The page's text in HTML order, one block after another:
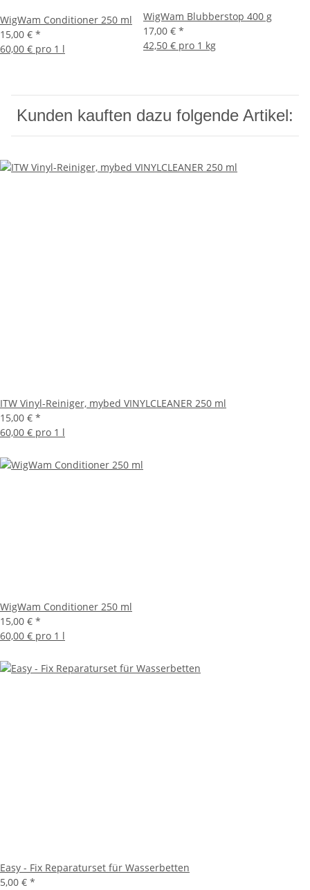
WigWam Conditioner 250 ml
15,00 € *
60,00 € pro 1 l
WigWam Blubberstop 400 g
17,00 € *
42,50 € pro 1 kg
Kunden kauften dazu folgende Artikel:
ITW Vinyl-Reiniger, mybed VINYLCLEANER 250 ml
15,00 € *
60,00 € pro 1 l
WigWam Conditioner 250 ml
15,00 € *
60,00 € pro 1 l
Easy - Fix Reparaturset für Wasserbetten
5,00 € *